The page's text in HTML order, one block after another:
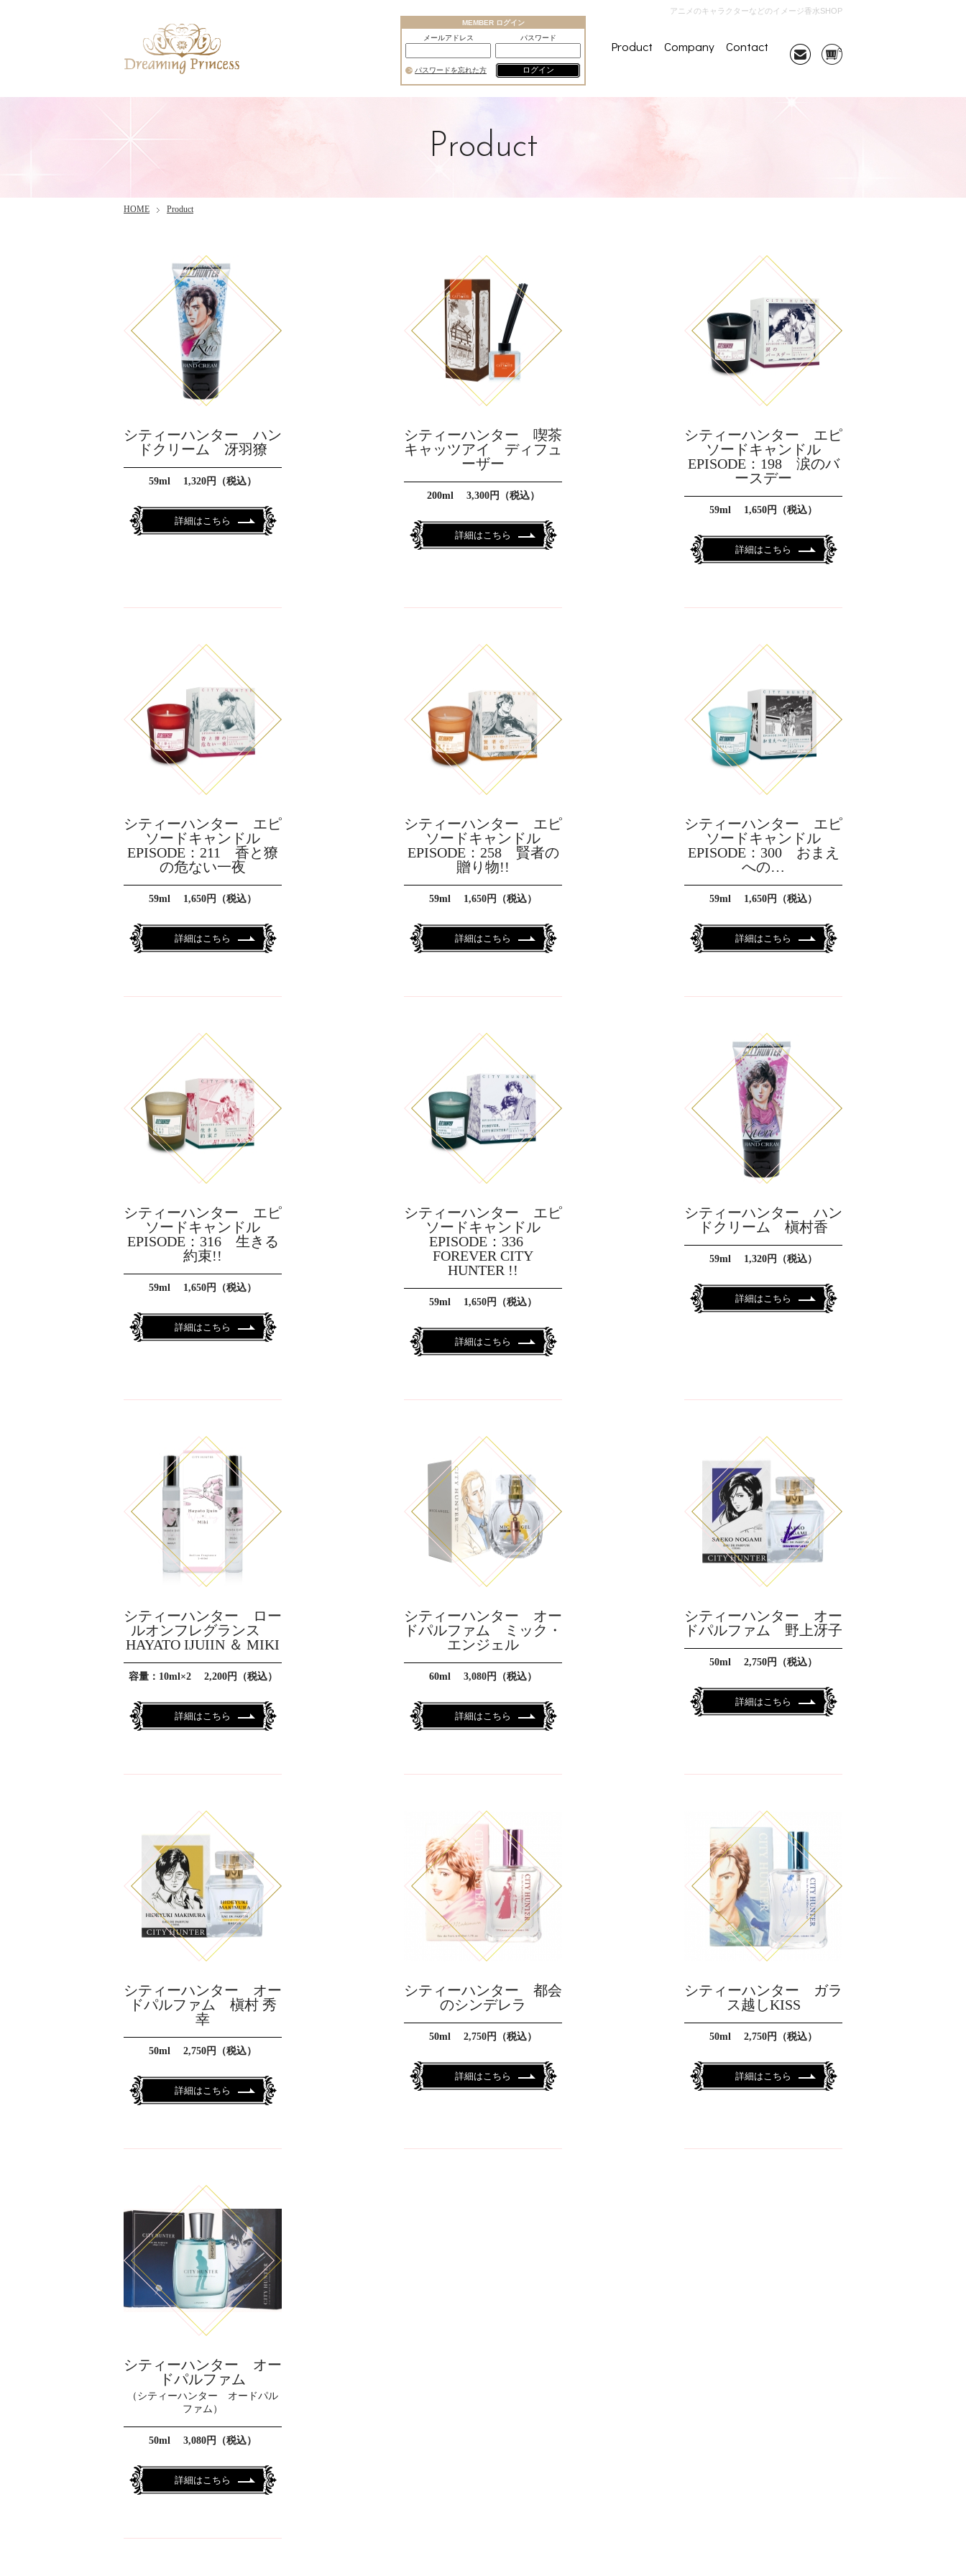
アニメのキャラクターなどのイメージ香水SHOP
Product Company Contact
MEMBER ログイン
メールアドレス
パスワード
パスワードを忘れた方 ログイン
Product
HOME Product
シティーハンター ハン
ドクリーム 冴羽獠
59ml 1,320円（税込）
詳細はこちら
シティーハンター 喫茶
キャッツアイ ディフュ
ーザー
200ml 3,300円（税込）
詳細はこちら
シティーハンター エピ
ソードキャンドル
EPISODE：198 涙のバ
ースデー
59ml 1,650円（税込）
詳細はこちら
シティーハンター エピ
ソードキャンドル
EPISODE：211 香と獠
の危ない一夜
59ml 1,650円（税込）
詳細はこちら
シティーハンター エピ
ソードキャンドル
EPISODE：258 賢者の
贈り物!!
59ml 1,650円（税込）
詳細はこちら
シティーハンター エピ
ソードキャンドル
EPISODE：300 おまえ
への…
59ml 1,650円（税込）
詳細はこちら
シティーハンター エピ
ソードキャンドル
EPISODE：316 生きる
約束!!
59ml 1,650円（税込）
詳細はこちら
シティーハンター エピ
ソードキャンドル
EPISODE：336
FOREVER CITY
HUNTER !!
59ml 1,650円（税込）
詳細はこちら
シティーハンター ハン
ドクリーム 槇村香
59ml 1,320円（税込）
詳細はこちら
シティーハンター ロー
ルオンフレグランス
HAYATO IJUIIN ＆ MIKI
容量：10ml×2 2,200円（税込）
詳細はこちら
シティーハンター オー
ドパルファム ミック・
エンジェル
60ml 3,080円（税込）
詳細はこちら
シティーハンター オー
ドパルファム 野上冴子
50ml 2,750円（税込）
詳細はこちら
シティーハンター オー
ドパルファム 槇村 秀
幸
50ml 2,750円（税込）
詳細はこちら
シティーハンター 都会
のシンデレラ
50ml 2,750円（税込）
詳細はこちら
シティーハンター ガラ
ス越しKISS
50ml 2,750円（税込）
詳細はこちら
シティーハンター オー
ドパルファム
（シティーハンター オードパル
ファム）
50ml 3,080円（税込）
詳細はこちら